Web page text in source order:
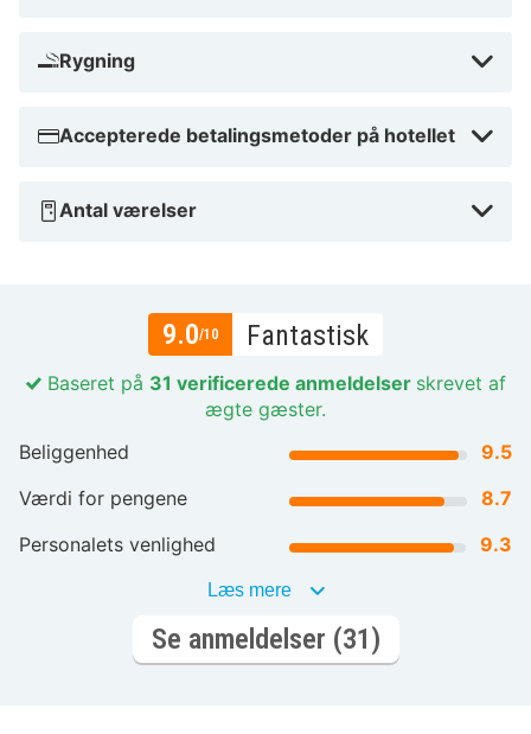
Rygning
Accepterede betalingsmetoder på hotellet
Antal værelser
9.0/10 Fantastisk
Baseret på 31 verificerede anmeldelser skrevet af
ægte gæster.
Beliggenhed
9.5
Værdi for pengene
8.7
Personalets venlighed
9.3
Læs mere
Se anmeldelser (31)